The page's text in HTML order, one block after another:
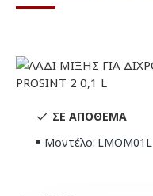
ΣΕ ΑΠΌΘΕΜΑ
Μοντέλο: LMOM01L